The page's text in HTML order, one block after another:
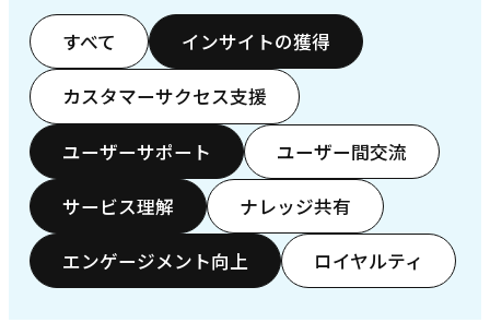
すべて インサイトの獲得
カスタマーサクセス支援
ユーザーサポート ユーザー間交流
サービス理解 ナレッジ共有
エンゲージメント向上 ロイヤルティ